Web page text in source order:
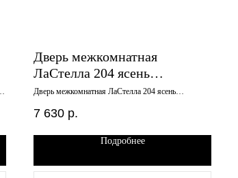
Дверь межкомнатная
ЛаСтелла 204 ясень
пепельный 600х2000 глухое
Дверь межкомнатная ЛаСтелла 204 ясень
7 630 р.
Подробнее